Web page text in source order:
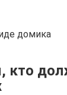
домика
кто